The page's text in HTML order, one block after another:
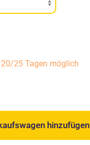
25 Tagen möglich
hinzufügen